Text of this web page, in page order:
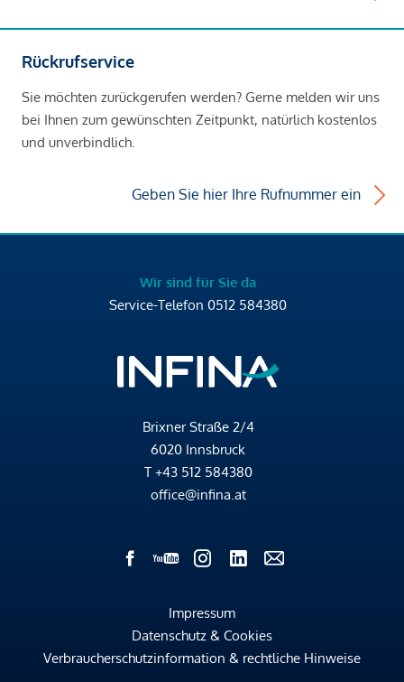
Rückrufservice
Sie möchten zurückgerufen werden? Gerne melden wir uns
bei Ihnen zum gewünschten Zeitpunkt, natürlich kostenlos
und unverbindlich.
Geben Sie hier Ihre Rufnummer ein
Wir sind für Sie da
Service-Telefon 0512 584380
Brixner Straße 2/4
6020 Innsbruck
T +43 512 584380
office@infina.at
Impressum
Datenschutz & Cookies
Verbraucherschutzinformation & rechtliche Hinweise